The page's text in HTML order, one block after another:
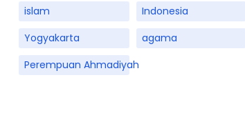
islam
Indonesia
Yogyakarta
agama
Perempuan Ahmadiyah